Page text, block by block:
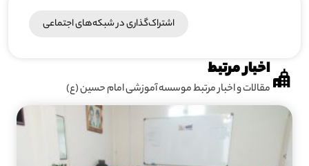
اشتراک‌گذاری در شبکه‎‌های اجتماعی
اخبار مرتبط
مقالات و اخبار مرتبط موسسه آموزشی امام حسین (ع)